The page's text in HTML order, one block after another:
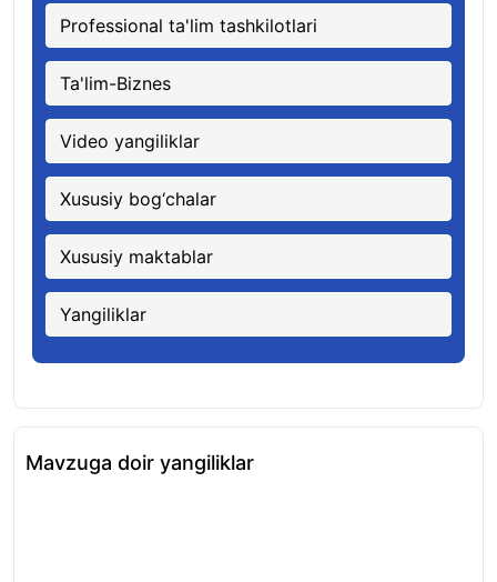
Professional ta'lim tashkilotlari
Ta'lim-Biznes
Video yangiliklar
Xususiy bog‘chalar
Xususiy maktablar
Yangiliklar
Mavzuga doir yangiliklar